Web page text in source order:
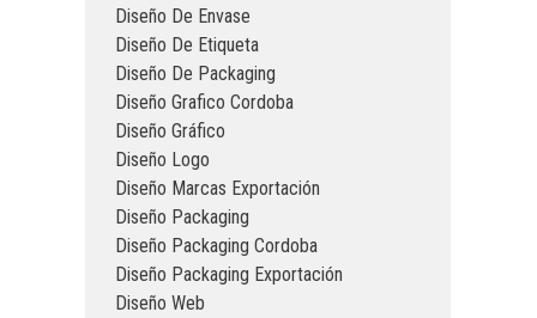
Diseño De Envase
Diseño De Etiqueta
Diseño De Packaging
Diseño Grafico Cordoba
Diseño Gráfico
Diseño Logo
Diseño Marcas Exportación
Diseño Packaging
Diseño Packaging Cordoba
Diseño Packaging Exportación
Diseño Web